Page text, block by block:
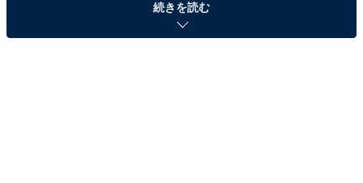
「薬物使用の描写がみられる」という理由でPG12指定
がされていますが、それ以外では直接的な残酷描写や性
続きを読む